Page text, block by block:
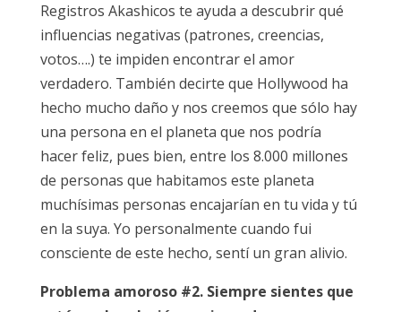
Registros Akashicos te ayuda a descubrir qué
influencias negativas (patrones, creencias,
votos….) te impiden encontrar el amor
verdadero. También decirte que Hollywood ha
hecho mucho daño y nos creemos que sólo hay
una persona en el planeta que nos podría
hacer feliz, pues bien, entre los 8.000 millones
de personas que habitamos este planeta
muchísimas personas encajarían en tu vida y tú
en la suya. Yo personalmente cuando fui
consciente de este hecho, sentí un gran alivio.
Problema amoroso #2. Siempre sientes que